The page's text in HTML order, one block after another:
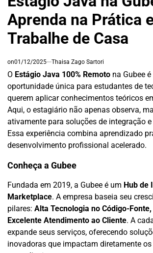
Aprenda na Prática
Trabalhe de Casa
on01/12/2025 Thaisa Zago Sartori
O Estágio Java 100% Remoto na Gubee
oportunidade única para estudantes de
querem aplicar conhecimentos teóricos
Aqui, o estagiário não apenas observa,
ativamente para soluções de integração
Essa experiência combina aprendizado
desenvolvimento profissional acelerado.
Conheça a Gubee
Fundada em 2019, a Gubee é um Hub de
Marketplace. A empresa baseia seu
pilares: Alta Tecnologia no Código-
Excelente Atendimento ao Cliente. A
expande seus serviços, oferecendo
inovadoras que impactam diretamente